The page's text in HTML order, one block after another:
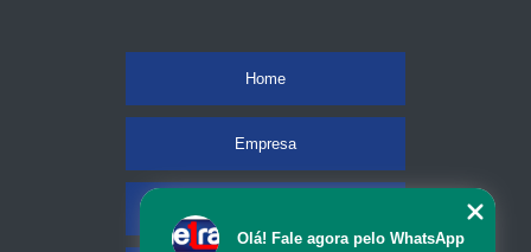
Home
Empresa
Olá! Fale agora pelo WhatsApp